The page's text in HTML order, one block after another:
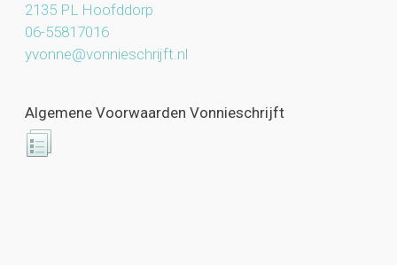
2135 PL Hoofddorp
06-55817016
yvonne@vonnieschrijft.nl
Algemene Voorwaarden Vonnieschrijft